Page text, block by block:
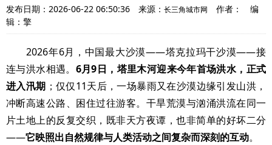
发布日期：2026-06-22 06:50:36 来源： 长三角城市网 作者：
编
辑：擎
2026年6月，中国最大沙漠——塔克拉玛干沙漠——接
连与洪水相遇。 6月9日，塔里木河迎来今年首场洪水，正式
进入汛期 ；仅仅11天后，一场暴雨又在沙漠边缘引发山洪，
冲断高速公路、困住过往游客。干旱荒漠与汹涌洪流在同一
片土地上的反复交织，既非天方夜谭，也非简单的好坏二分
——它映照出自然规律与人类活动之间复杂而深刻的互动。